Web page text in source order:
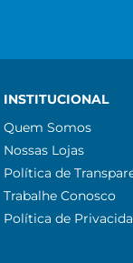
INSTITUCIONAL
Quem Somos
Nossas Lojas
Política de
Trabalhe Conosco
Política de